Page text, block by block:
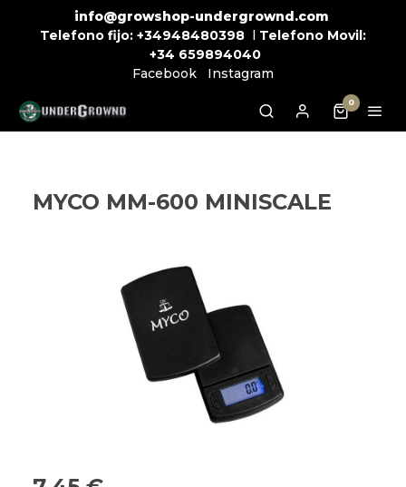
info@growshop-undergrownd.com
Telefono fijo: +34948480398 l Telefono Movil:
+34 659894040
Facebook
Instagram
0
MYCO MM-600 MINISCALE